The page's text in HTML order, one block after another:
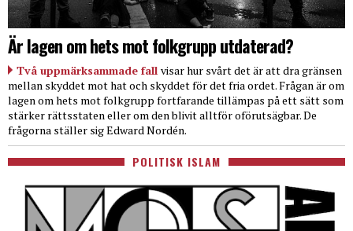
Är lagen om hets mot folkgrupp utdaterad?
Två uppmärksammade fall visar hur svårt det är att dra gränsen
mellan skyddet mot hat och skyddet för det fria ordet. Frågan är om
lagen om hets mot folkgrupp fortfarande tillämpas på ett sätt som
stärker rättsstaten eller om den blivit alltför oförutsägbar. De
frågorna ställer sig Edward Nordén.
POLITISK ISLAM